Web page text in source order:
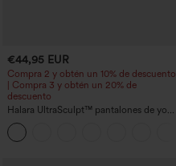
€44,95 EUR
Compra 2 y obtén un 10% de descuento
| Compra 3 y obtén un 20% de
descuento
Halara UltraSculpt™ pantalones de yoga
holgados de talle alto con control
abdominal, rayas color block y bolsillos